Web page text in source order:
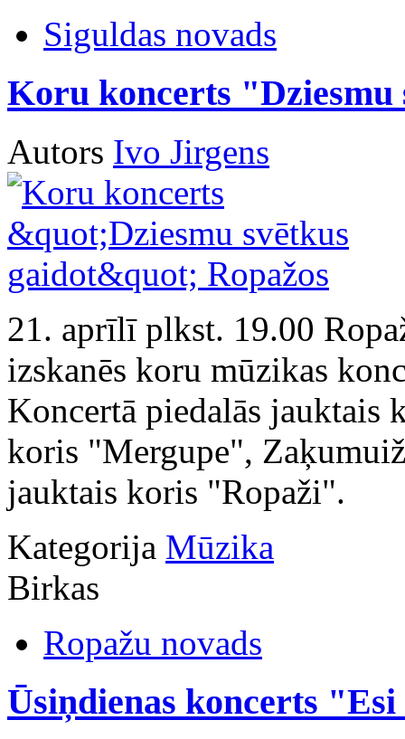
Siguldas novads
Koru koncerts "Dziesmu
Autors Ivo Jirgens
21. aprīlī plkst. 19.00
izskanēs koru mūzikas
Koncertā piedalās
koris "Mergupe",
jauktais koris "Ropaži".
Kategorija Mūzika
Birkas
Ropažu novads
Ūsiņdienas koncerts